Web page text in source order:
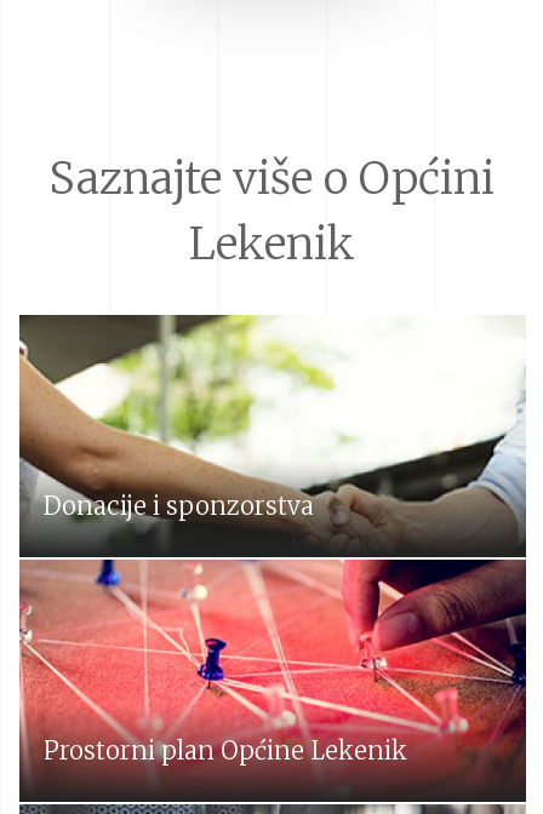
Saznajte više o Općini
Lekenik
Donacije i sponzorstva
Prostorni plan Općine Lekenik